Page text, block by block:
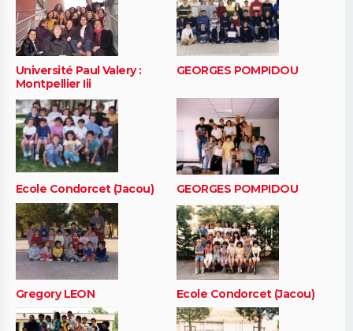
Université Paul Valery :
Montpellier Iii
GEORGES POMPIDOU
Ecole Condorcet (Jacou) GEORGES POMPIDOU
Gregory LEON Ecole Condorcet (Jacou)